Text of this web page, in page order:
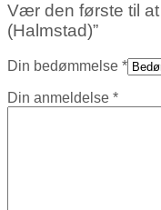
Vær den første til
(Halmstad)”
Din bedømmelse *
Din anmeldelse *